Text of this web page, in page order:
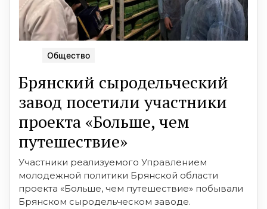
Общество
Брянский сыродельческий
завод посетили участники
проекта «Больше, чем
путешествие»
Участники реализуемого Управлением
молодежной политики Брянской области
проекта «Больше, чем путешествие» побывали
Брянском сыродельческом заводе.